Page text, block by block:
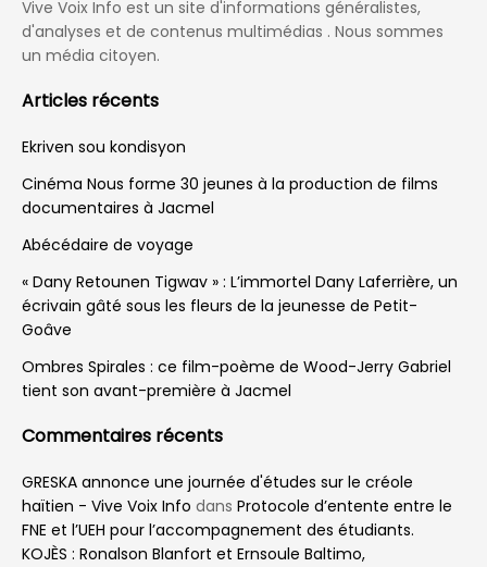
Eloquentia : Abigaïl
Alexandre, un modèle de
résistance par l’art oratoire
Abigaïl Alexandre, grande championne de
cette 9ᵉ édition d’Eloquentia, s’est distinguée
par sa rigueur, sa passion et sa force
oratoire.
byWilliamson André
4 mois ago
Reading Time: 2 mins read